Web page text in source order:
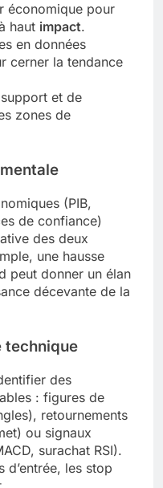
économique pour
haut impact.
en données
cerner la tendance
et de
zones de
(PIB,
de confiance)
des deux
une hausse
peut donner un élan
décevante de la
technique
des
: figures de
retournements
ou signaux
surachat RSI).
d’entrée, les stop